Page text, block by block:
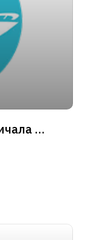
Маршрут №4 Круговой от причала «Зарядье»